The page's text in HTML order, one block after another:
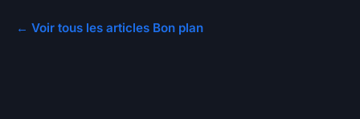
← Voir tous les articles Bon plan